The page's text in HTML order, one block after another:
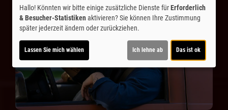
Hallo! Könnten wir bitte einige zusätzliche Dienste fürErforderlich
& Besucher-Statistikenaktivieren? Sie können Ihre Zustimmung
später jederzeit ändern oder zurückziehen.
Lassen Sie mich wählen Ich lehne ab Das ist ok